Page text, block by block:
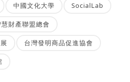
中國文化大學 SocialLab
財產聯盟總會
台灣發明商品促進協會